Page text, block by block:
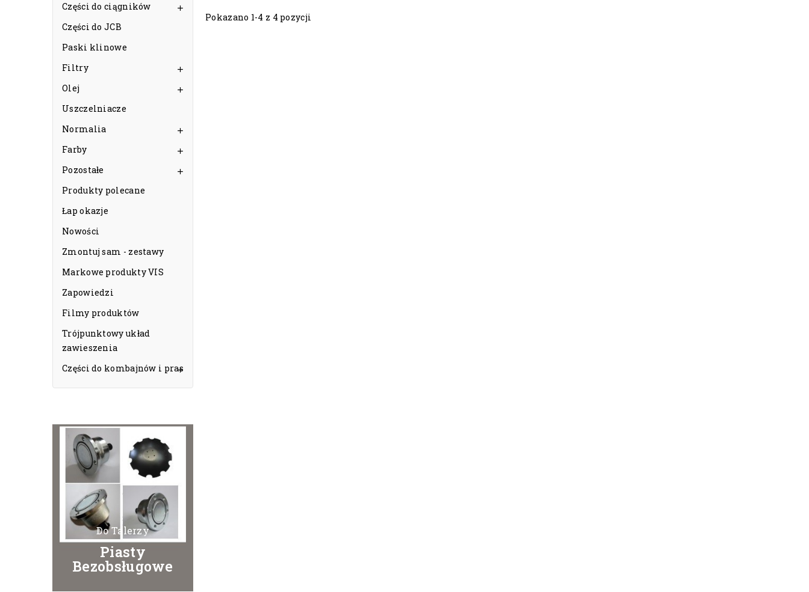
Części do ciągników

Części do JCB
Paski klinowe
Filtry

Olej 
Uszczelniacze
Normalia

Farby 
Pozostałe 
Produkty polecane
Łap okazje
Nowości
Zmontuj sam - zestawy
Markowe produkty VIS
Zapowiedzi
Filmy produktów
Trójpunktowy układ
zawieszenia
Części do kombajnów i pras

Do Talerzy
Piasty
Bezobsługowe
Pokazano 1-4 z 4 pozycji